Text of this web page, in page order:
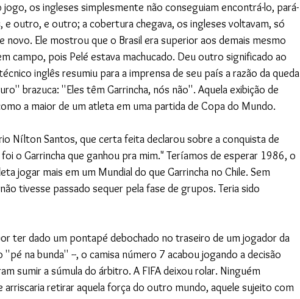
jogo, os ingleses simplesmente não conseguiam encontrá-lo, pará-
e outro, e outro; a cobertura chegava, os ingleses voltavam, só
novo. Ele mostrou que o Brasil era superior aos demais mesmo
campo, pois Pelé estava machucado. Deu outro significado ao
inglês resumiu para a imprensa de seu país a razão da queda
brazuca: ''Eles têm Garrincha, nós não''. Aquela exibição de
a maior de um atleta em uma partida de Copa do Mundo.
Nílton Santos, que certa feita declarou sobre a conquista de
o Garrincha que ganhou pra mim." Teríamos de esperar 1986, o
jogar mais em um Mundial do que Garrincha no Chile. Sem
tivesse passado sequer pela fase de grupos. Teria sido
ter dado um pontapé debochado no traseiro de um jogador da
''pé na bunda'' --, o camisa número 7 acabou jogando a decisão
sumir a súmula do árbitro. A FIFA deixou rolar. Ninguém
arriscaria retirar aquela força do outro mundo, aquele sujeito com